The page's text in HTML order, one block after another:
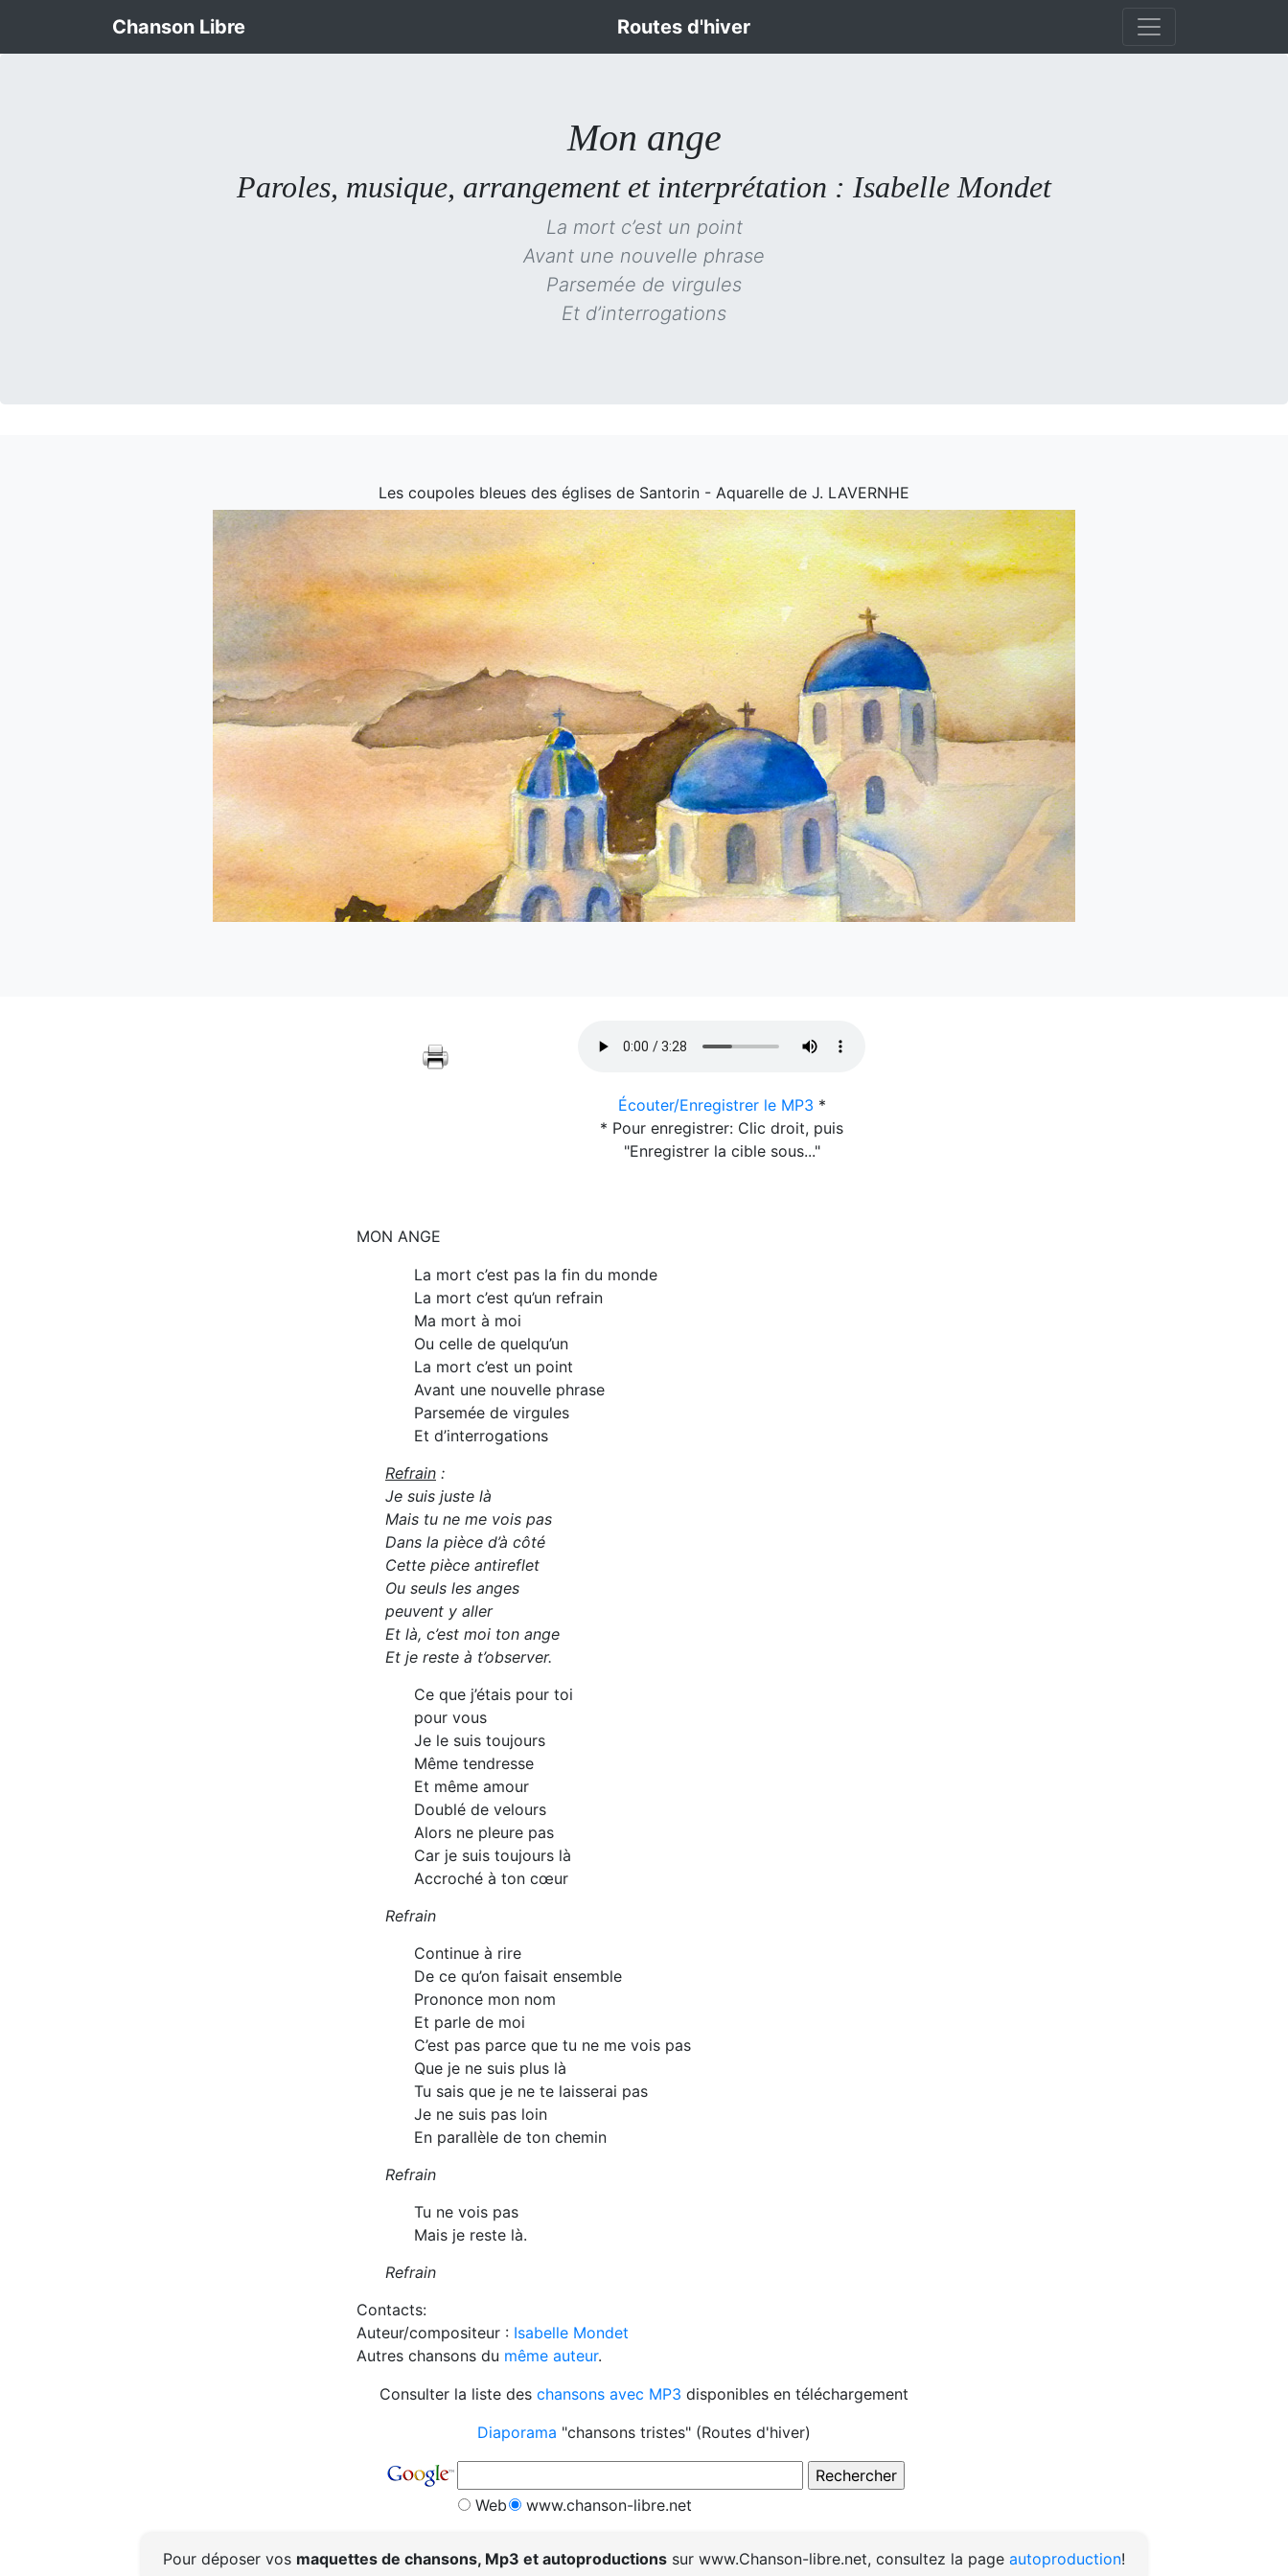
Chanson Libre Routes d'hiver
Mon ange
Paroles, musique, arrangement et interprétation : Isabelle Mondet
La mort c’est un point
Avant une nouvelle phrase
Parsemée de virgules
Et d’interrogations
Les coupoles bleues des églises de Santorin - Aquarelle de J. LAVERNHE
Écouter/Enregistrer le MP3 *
* Pour enregistrer: Clic droit, puis
"Enregistrer la cible sous..."
MON ANGE
La mort c’est pas la fin du monde
La mort c’est qu’un refrain
Ma mort à moi
Ou celle de quelqu’un
La mort c’est un point
Avant une nouvelle phrase
Parsemée de virgules
Et d’interrogations
Refrain :
Je suis juste là
Mais tu ne me vois pas
Dans la pièce d’à côté
Cette pièce antireflet
Ou seuls les anges
peuvent y aller
Et là, c’est moi ton ange
Et je reste à t’observer.
Ce que j’étais pour toi
pour vous
Je le suis toujours
Même tendresse
Et même amour
Doublé de velours
Alors ne pleure pas
Car je suis toujours là
Accroché à ton cœur
Refrain
Continue à rire
De ce qu’on faisait ensemble
Prononce mon nom
Et parle de moi
C’est pas parce que tu ne me vois pas
Que je ne suis plus là
Tu sais que je ne te laisserai pas
Je ne suis pas loin
En parallèle de ton chemin
Refrain
Tu ne vois pas
Mais je reste là.
Refrain
Contacts:
Auteur/compositeur : Isabelle Mondet
Autres chansons du même auteur.
Consulter la liste des chansons avec MP3 disponibles en téléchargement
Diaporama "chansons tristes" (Routes d'hiver)
Web www.chanson-libre.net
Pour déposer vos maquettes de chansons, Mp3 et autoproductions sur www.Chanson-libre.net, consultez la page autoproduction!